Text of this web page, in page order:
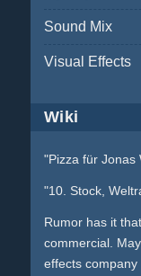
Sound Mix
Visual Effects
Wiki
"Pizza für Jonas
"10. Stock,
Rumor has it
commercial.
effects